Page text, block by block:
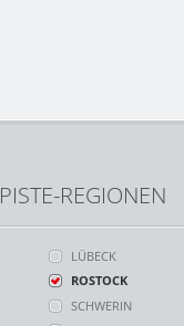
PISTE-REGIONEN
LÜBECK
ROSTOCK
SCHWERIN